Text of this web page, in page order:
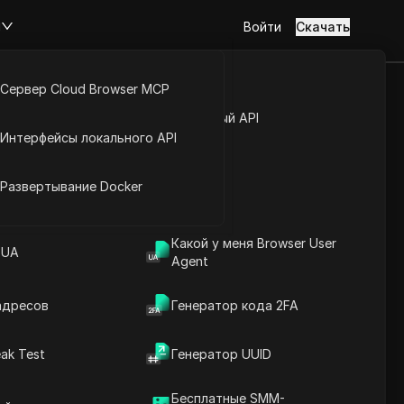
Открытый API
Какой у меня Browser User
Agent
Генератор кода 2FA
Test Генератор UUID
Бесплатные SMM-
Сервер Cloud Browser MCP
Интерфейсы локального API
Развертывание Docker
Войти Скачать
Новая